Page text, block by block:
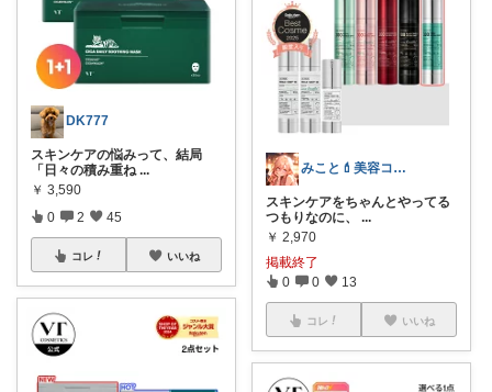
DK777
スキンケアの悩みって、結局
「日々の積み重ね ...
￥ 3,590
0 2 45
コレ いいね
みこと💄美容コスメ＆丁寧な暮らし
スキンケアをちゃんとやってる
つもりなのに、
...
￥ 2,970
掲載終了
0 0 13
コレ いいね